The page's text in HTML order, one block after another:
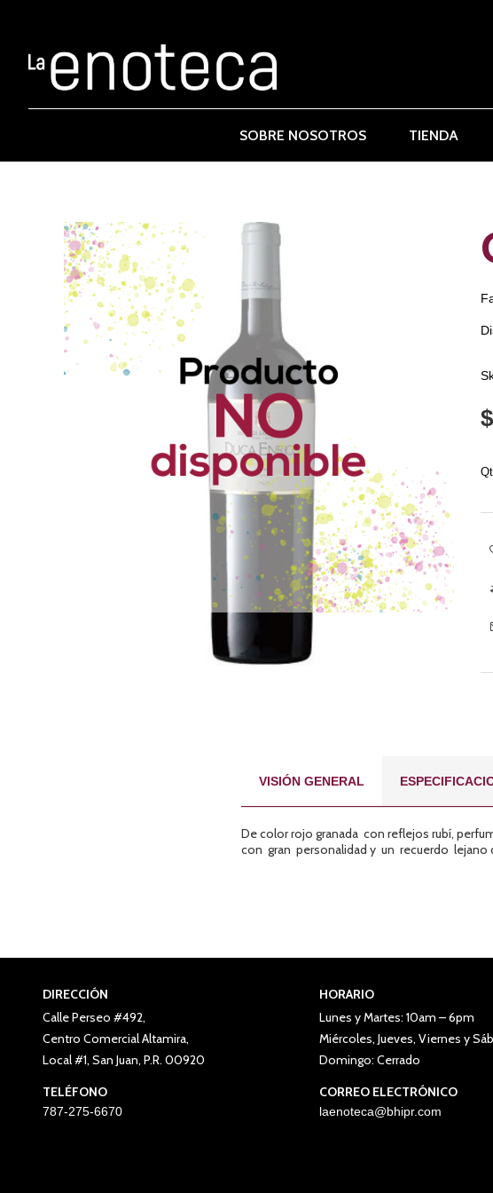
SOBRE NOSOTROS TIENDA
VISIÓN GENERAL
De color rojo granada con reflejos rubí,
con gran personalidad y un recuerdo lejano
DIRECCIÓN
Calle Perseo #492,
Centro Comercial Altamira,
Local #1, San Juan, P.R. 00920
TELÉFONO
787-275-6670
HORARIO
Lunes y Martes: 10am – 6pm
Miércoles, Jueves, Viernes y
Domingo: Cerrado
CORREO ELECTRÓNICO
laenoteca@bhipr.com